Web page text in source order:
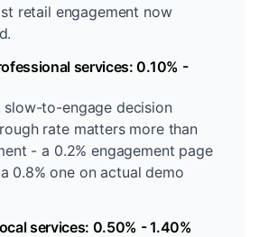
retail engagement now
services: 0.10% -
slow-to-engage decision
rate matters more than
- a 0.2% engagement page
0.8% one on actual demo
services: 0.50% - 1.40%